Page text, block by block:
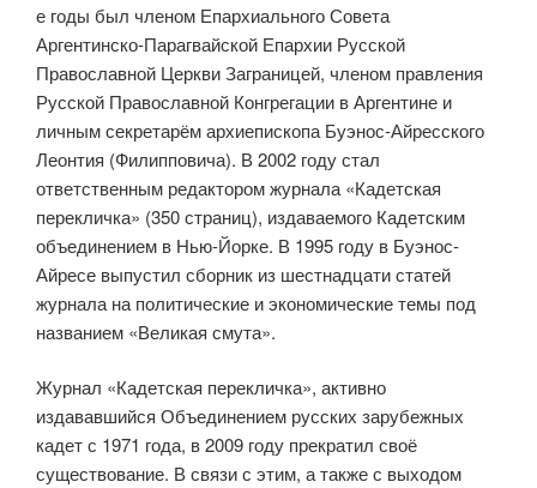
е годы был членом Епархиального Совета
Аргентинско-Парагвайской Епархии Русской
Православной Церкви Заграницей, членом правления
Русской Православной Конгре­гации в Аргентине и
личным секретарём архиепископа Буэнос-Айресского
Леонтия (Филипповича). В 2002 году стал
ответственным редактором журнала «Кадетская
перекличка» (350 страниц), издаваемого Кадетским
объе­динением в Нью-Йорке. В 1995 году в Буэнос-
Айресе выпустил сборник из шестнадцати статей
журнала на поли­тические и экономические темы под
названием «Великая смута».
Журнал «Кадетская перекличка», активно
издававшийся Объединением русских зарубежных
кадет с 1971 года, в 2009 году прекратил своё
существование. В связи с этим, а также с выходом